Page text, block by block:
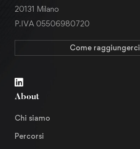
20131 Milano
P.IVA 05506980720
Come raggiungerci
About
Chi siamo
Percorsi